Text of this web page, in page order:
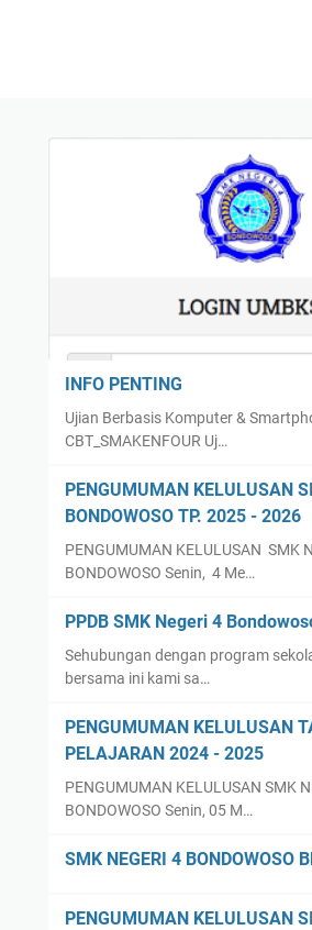
INFO PENTING
Ujian Berbasis Komputer &
CBT_SMAKENFOUR Uj…
PENGUMUMAN KELULUSAN
BONDOWOSO TP. 2025 - 2026
PENGUMUMAN KELULUSAN SMK
BONDOWOSO Senin, 4 Me…
PPDB SMK Negeri 4
Sehubungan dengan program
bersama ini kami sa…
PENGUMUMAN KELULUSAN
PELAJARAN 2024 - 2025
PENGUMUMAN KELULUSAN SMK
BONDOWOSO Senin, 05 M…
SMK NEGERI 4 BONDOWOSO
PENGUMUMAN KELULUSAN